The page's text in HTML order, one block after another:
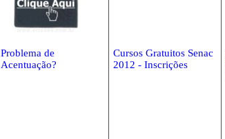
Problema de
Acentuação?
Cursos Gratuitos Senac
2012 - Inscrições